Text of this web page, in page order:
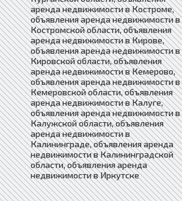
аренда недвижимости в Костроме,
объявления аренда недвижимости в
Костромской области, объявления
аренда недвижимости в Кирове,
объявления аренда недвижимости в
Кировской области, объявления
аренда недвижимости в Кемерово,
объявления аренда недвижимости в
Кемеровской области, объявления
аренда недвижимости в Калуге,
объявления аренда недвижимости в
Калужской области, объявления
аренда недвижимости в
Калининграде, объявления аренда
недвижимости в Калининградской
области, объявления аренда
недвижимости в Иркутске